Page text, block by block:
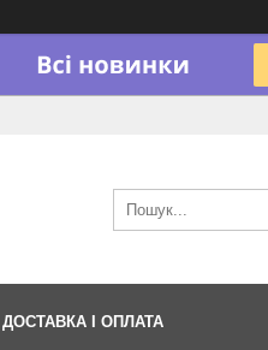
ДОСТАВКА І ОПЛАТА